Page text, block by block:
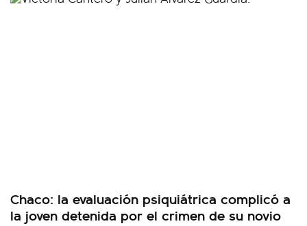
Chaco: la evaluación psiquiátrica complicó a
la joven detenida por el crimen de su novio